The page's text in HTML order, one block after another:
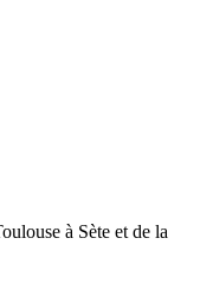
à Sète et de la